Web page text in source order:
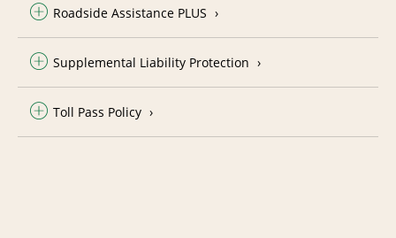
Roadside Assistance PLUS
Supplemental Liability Protection
Toll Pass Policy